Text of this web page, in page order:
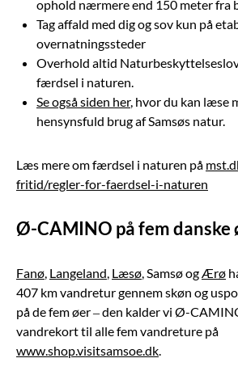
ophold nærmere end 150 meter fra
Tag affald med dig og sov kun på
overnatningssteder
Overhold altid
færdsel i naturen.
Se også siden her, hvor du kan læse
hensynsfuld brug af Samsøs natur.
Læs mere om færdsel i naturen på
fritid/regler-for-faerdsel-i-naturen
Ø-CAMINO på fem danske
Fanø, Langeland, Læsø, Samsø ogÆrø
407 km vandretur gennem skøn og
på de fem øer – den kalder vi Ø-
vandrekort til alle fem vandreture på
www.shop.visitsamsoe.dk.